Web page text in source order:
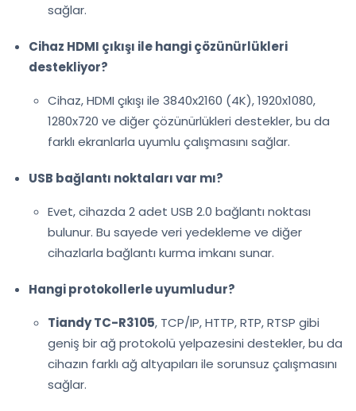
sağlar.
Cihaz HDMI çıkışı ile hangi çözünürlükleri
destekliyor?
Cihaz, HDMI çıkışı ile 3840x2160 (4K), 1920x1080,
1280x720 ve diğer çözünürlükleri destekler, bu da
farklı ekranlarla uyumlu çalışmasını sağlar.
USB bağlantı noktaları var mı?
Evet, cihazda 2 adet USB 2.0 bağlantı noktası
bulunur. Bu sayede veri yedekleme ve diğer
cihazlarla bağlantı kurma imkanı sunar.
Hangi protokollerle uyumludur?
Tiandy TC-R3105, TCP/IP, HTTP, RTP, RTSP gibi
geniş bir ağ protokolü yelpazesini destekler, bu da
cihazın farklı ağ altyapıları ile sorunsuz çalışmasını
sağlar.